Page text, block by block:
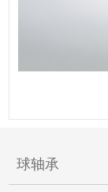
球轴承